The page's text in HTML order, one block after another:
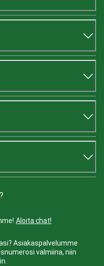
Aloita chat!
Asiakaspalvelumme
valmiina, niin